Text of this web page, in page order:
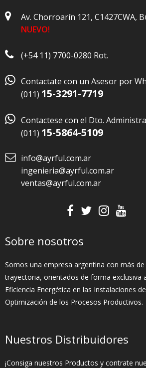
Av. Chorroarín 121, C1427CWA,
NUEVO!
(+54 11) 7700-0280 Rot.
 Contactate con un Asesor por
(011) 15-3291-7719
 Contactese con el Dto.
(011) 15-5864-5109
info@ayrful.com.ar
ingenieria@ayrful.com.ar
ventas@ayrful.com.ar
Sobre nosotros
Somos una empresa argentina con más
trayectoria, orientados de forma exclusiva
Eficiencia Energética en las Instalaciones
Optimización de los Procesos Productivos.
Nuestros Distribuidores
¡Consiga nuestros Productos y contrate